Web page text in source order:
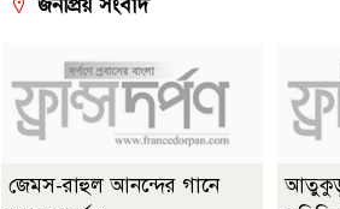
জনপ্রিয় সংবাদ
জেমস-রাহুল আনন্দের গানে